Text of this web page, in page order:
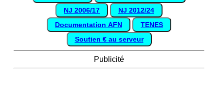
NJ 2006/17
NJ 2012/24
Documentation AFN
TENES
Soutien € au serveur
Publicité